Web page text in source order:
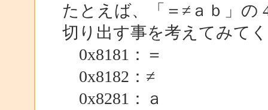
たとえば、「＝≠ａｂ」の
切り出す事を考えてみて
0x8181：＝
0x8182：≠
0x8281：ａ